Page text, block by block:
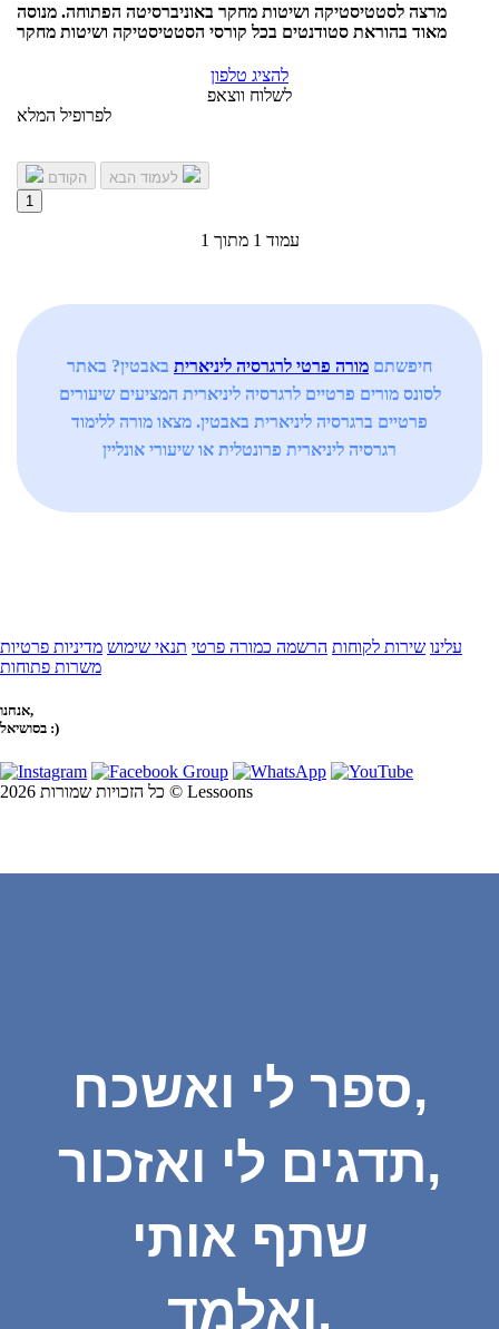
מרצה לסטטיסטיקה ושיטות מחקר באוניברסיטה הפתוחה. מנוסה
מאוד בהוראת סטודנטים בכל קורסי הסטטיסטיקה ושיטות מחקר
להציג טלפון
לשלוח ווצאפ
לפרופיל המלא
הקודם
1
עמוד 1 מתוך 1
חיפשתם מורה פרטי לרגרסיה ליניארית באבטין? באתר
לסונס מורים פרטיים לרגרסיה ליניארית המציעים שיעורים
פרטיים ברגרסיה ליניארית באבטין. מצאו מורה ללימוד
רגרסיה ליניארית פרונטלית או שיעורי אונליין
עלינו שירות לקוחות הרשמה כמורה פרטי תנאי שימוש מדיניות פרטיות
משרות פתוחות
אנחנו,
בסושיאל :)
כל הזכויות שמורות 2026 © Lessoons
ספר לי ואשכח,
תדגים לי ואזכור,
שתף אותי
ואלמד.